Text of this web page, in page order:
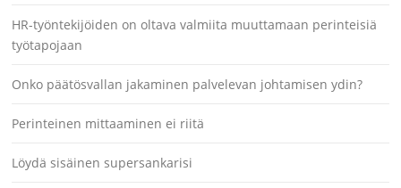
HR-työntekijöiden on oltava valmiita muuttamaan perinteisiä
työtapojaan
Onko päätösvallan jakaminen palvelevan johtamisen ydin?
Perinteinen mittaaminen ei riitä
Löydä sisäinen supersankarisi